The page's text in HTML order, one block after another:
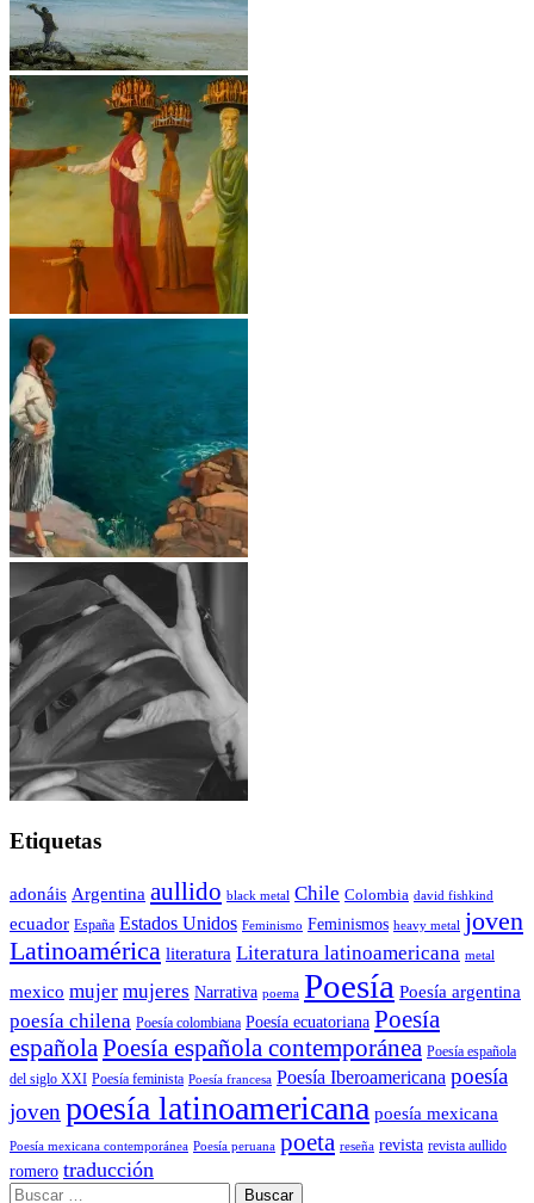
Etiquetas
adonáis Argentina aullido black metal Chile Colombia david fishkind
ecuador España Estados Unidos Feminismo Feminismos heavy metal joven
Latinoamérica literatura Literatura latinoamericana metal
mexico mujer mujeres Narrativa poema Poesía Poesía argentina
poesía chilena Poesía colombiana Poesía ecuatoriana Poesía
española Poesía española contemporánea Poesía española
del siglo XXI Poesía feminista Poesía francesa Poesía Iberoamericana poesía
joven poesía latinoamericana poesía mexicana
Poesía mexicana contemporánea Poesía peruana poeta reseña revista revista aullido
romero traducción
Buscar: